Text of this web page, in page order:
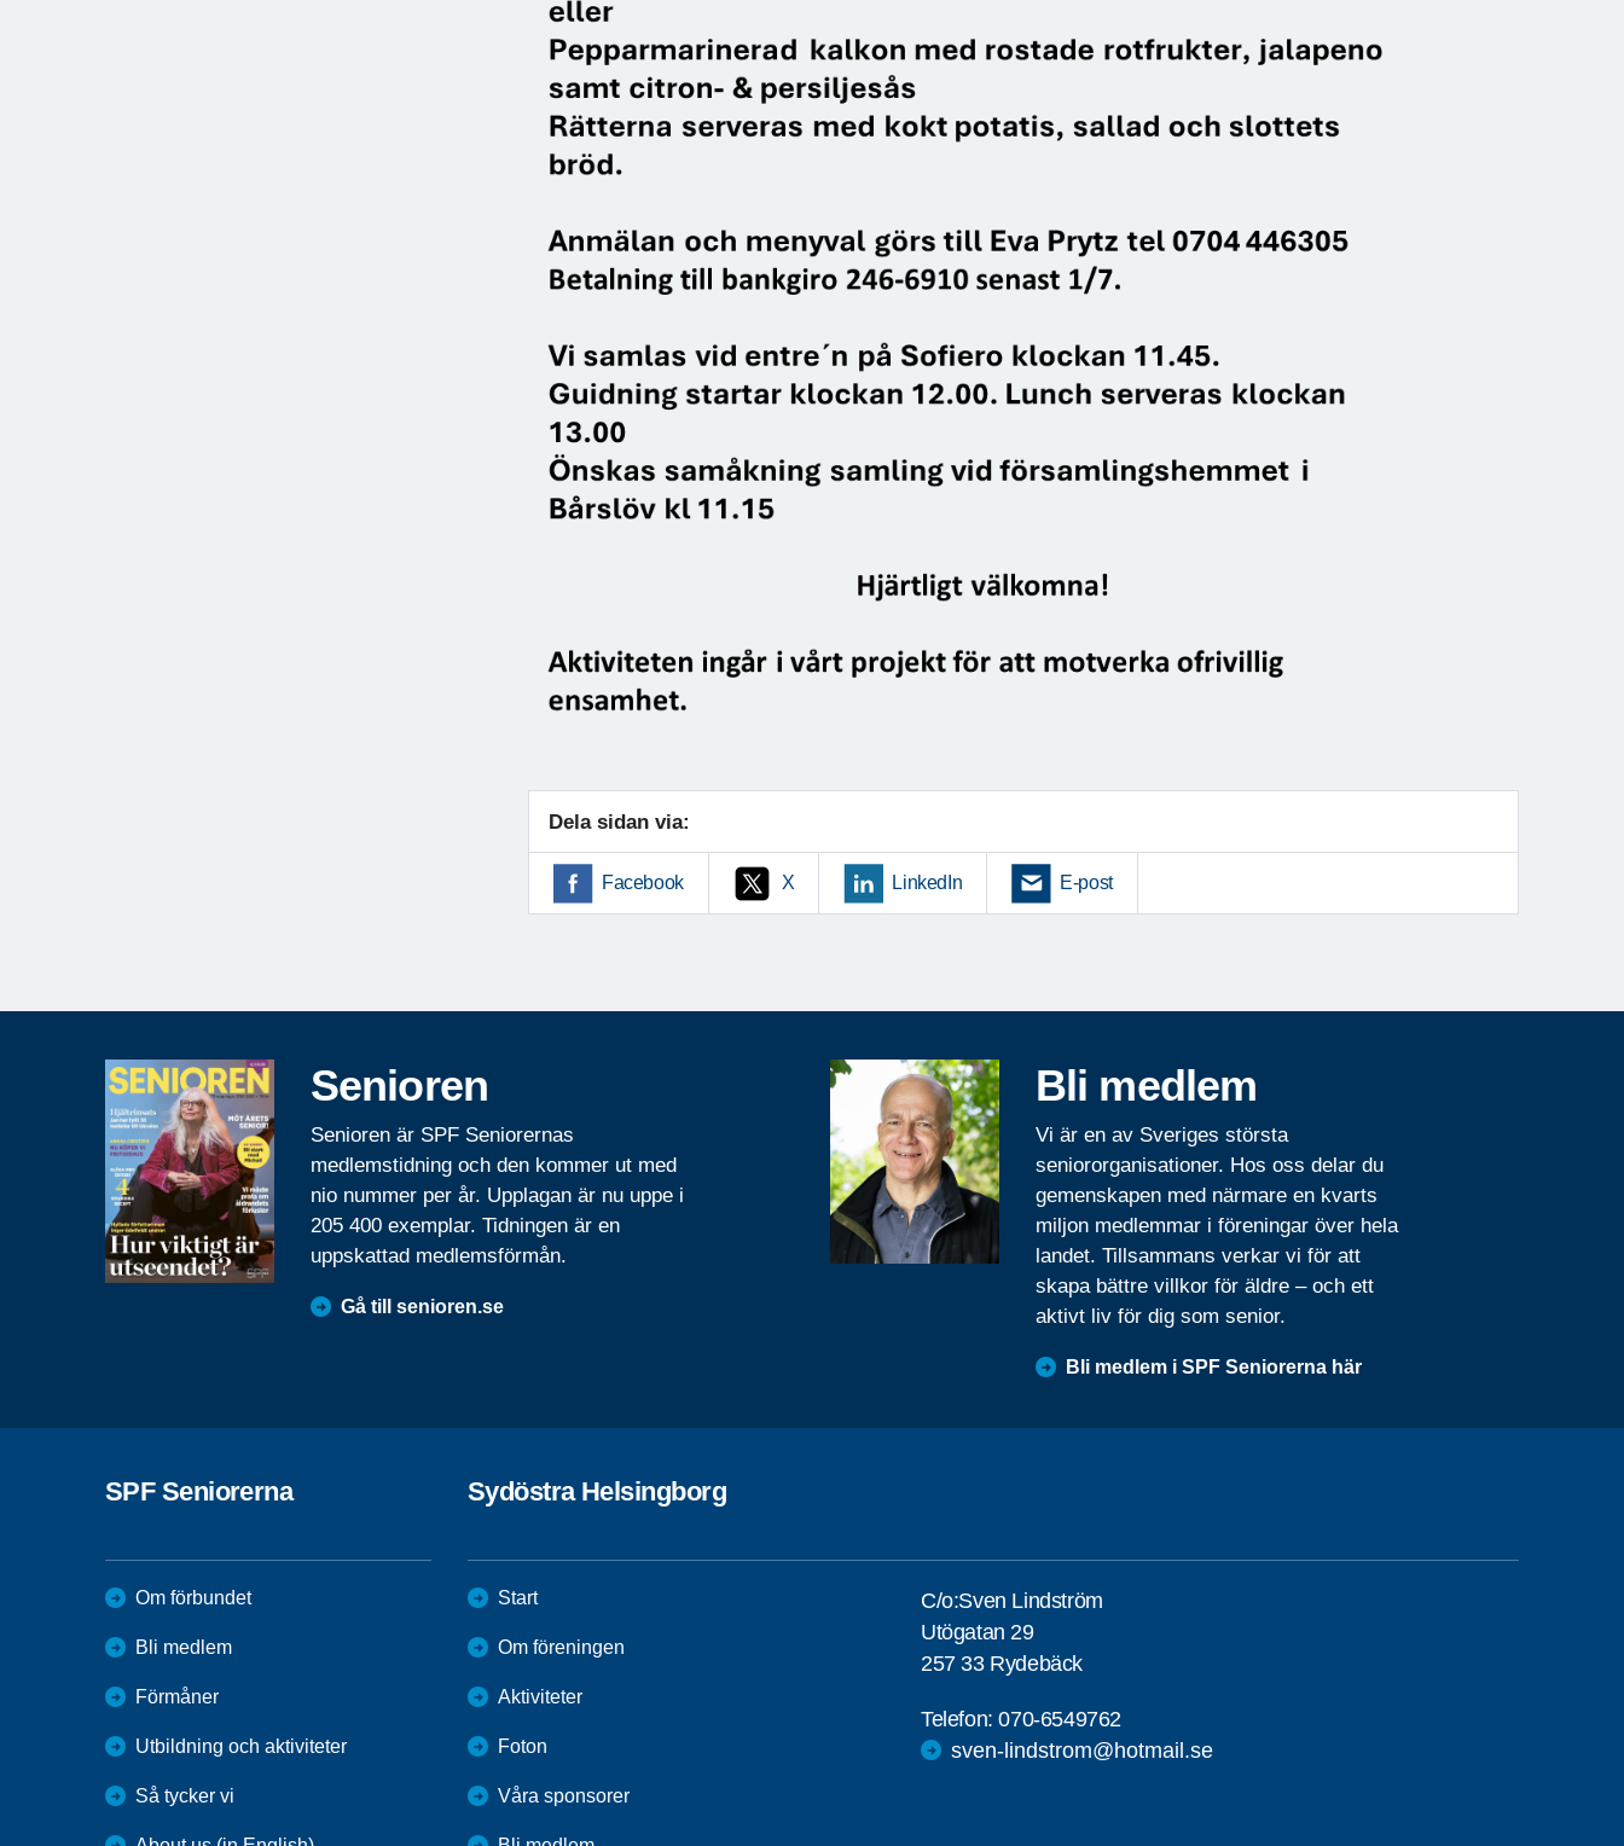
Dela sidan via:
Facebook X LinkedIn E-post
Senioren
Senioren är SPF Seniorernas
medlemstidning och den kommer ut med
nio nummer per år. Upplagan är nu uppe i
205 400 exemplar. Tidningen är en
uppskattad medlemsförmån.
Gå till senioren.se
Bli medlem
Vi är en av Sveriges största
seniororganisationer. Hos oss delar du
gemenskapen med närmare en kvarts
miljon medlemmar i föreningar över hela
landet. Tillsammans verkar vi för att
skapa bättre villkor för äldre – och ett
aktivt liv för dig som senior.
Bli medlem i SPF Seniorerna här
SPF Seniorerna
Om förbundet
Bli medlem
Förmåner
Utbildning och aktiviteter
Så tycker vi
Sydöstra Helsingborg
Start
Om föreningen
Aktiviteter
Foton
Våra sponsorer
C/o:Sven Lindström
Utögatan 29
257 33 Rydebäck
Telefon:070-6549762
sven-lindstrom@hotmail.se